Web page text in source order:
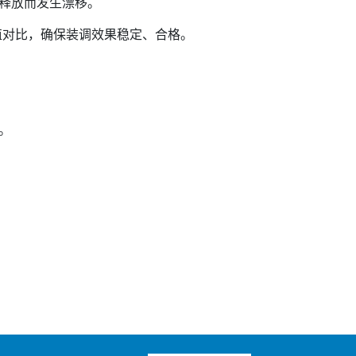
，确保装调效果稳定、合格。